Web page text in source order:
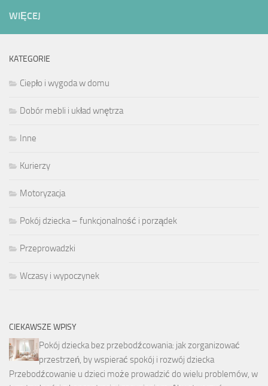
WIĘCEJ
KATEGORIE
Ciepło i wygoda w domu
Dobór mebli i układ wnętrza
Inne
Kurierzy
Motoryzacja
Pokój dziecka – funkcjonalność i porządek
Przeprowadzki
Wczasy i wypoczynek
CIEKAWSZE WPISY
Pokój dziecka bez przebodźcowania: jak zorganizować
przestrzeń, by wspierać spokój i rozwój dziecka
Przebodźcowanie u dzieci może prowadzić do wielu problemów, w